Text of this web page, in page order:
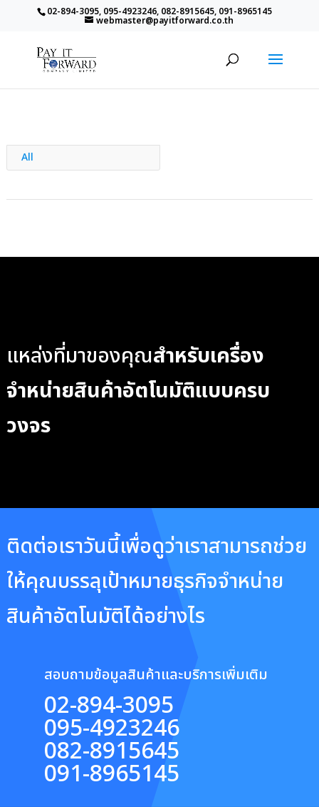
02-894-3095, 095-4923246, 082-8915645, 091-8965145
webmaster@payitforward.co.th
All
แหล่งที่มาของคุณสำหรับเครื่อง
จำหน่ายสินค้าอัตโนมัติแบบครบ
วงจร
ติดต่อเราวันนี้เพื่อดูว่าเราสามารถช่วย
ให้คุณบรรลุเป้าหมายธุรกิจจำหน่าย
สินค้าอัตโนมัติได้อย่างไร
สอบถามข้อมูลสินค้าและบริการเพิ่มเติม
02-894-3095
095-4923246
082-8915645
091-8965145